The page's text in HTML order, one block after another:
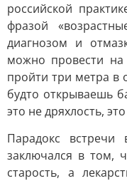
российской
фразой
диагнозом и
можно провести на
пройти три метра в
будто открываешь
это не дряхлость,
Парадокс встречи
заключался в том,
старость, а